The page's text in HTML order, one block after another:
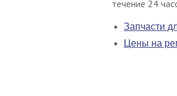
течение 24
Запчасти
Цены на